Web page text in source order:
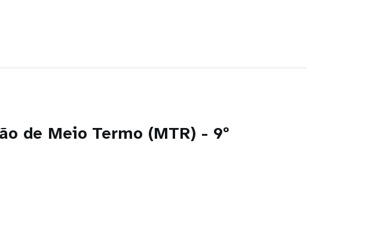
de Meio Termo (MTR) - 9º